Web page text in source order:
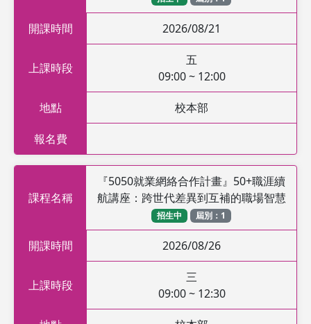
開課時間 2026/08/21
上課時段
五
09:00 ~ 12:00
地點 校本部
報名費
課程名稱
『5050就業網絡合作計畫』50+職涯續
航講座：跨世代差異到互補的職場智慧
招生中 屆別：1
開課時間 2026/08/26
上課時段
三
09:00 ~ 12:30